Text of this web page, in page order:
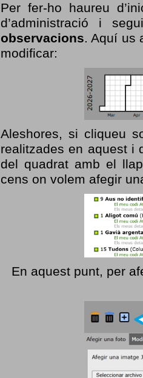
Per fer-ho haureu
d’administració i
observacions. Aquí us
modificar:
Aleshores, si cliqueu
realitzades en aquest i
del quadrat amb el
cens on volem afegir
En aquest punt, per